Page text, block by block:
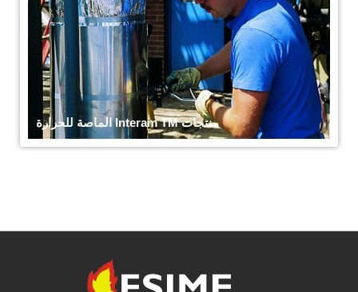
منتجات Interam TM الماصة للحرارة